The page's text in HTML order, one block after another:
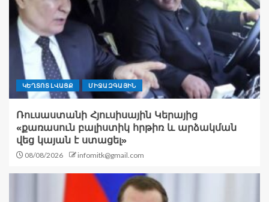
ԿԵՂՏՈՏ ԼՎԱՑՔ ՄԻՋԱԶԳԱՅԻՆ
Ռուսաստանի Հյուսիսային Կերայից
«քառասուն բալիստիկ հրթիռ և արձակման
վեց կայան է ստացել»
08/08/2026 infomitk@gmail.com